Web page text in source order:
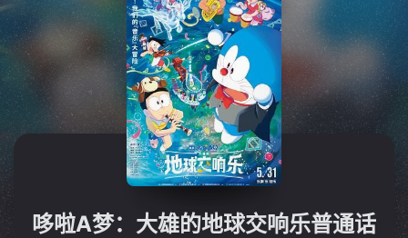
暂无观看影片的记录
哆啦A梦：大雄的地球交响乐普通话